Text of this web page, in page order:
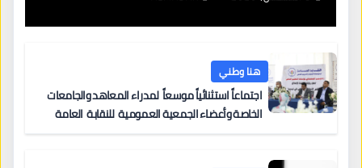
هنا وطني
اجتماعاً استثنائياً موسعاً لمدراء المعاهد والجامعات
الخاصة وأعضاء الجمعية العمومية للنقابة العامة